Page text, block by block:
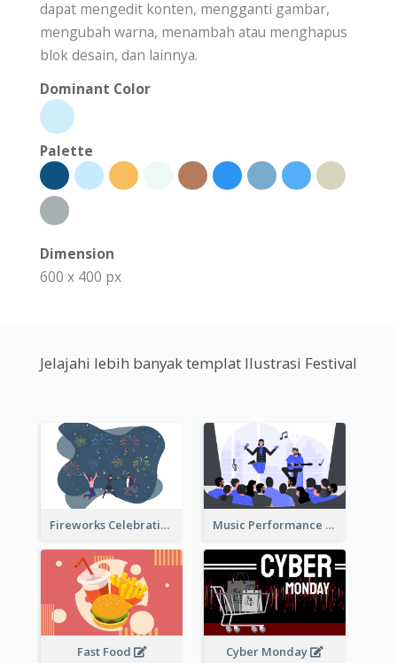
dapat mengedit konten, mengganti gambar,
mengubah warna, menambah atau menghapus
blok desain, dan lainnya.
Dominant Color
Palette
Dimension
600 x 400 px
Jelajahi lebih banyak templat Ilustrasi Festival
Fireworks Celebration Illustration Music Performance Illustration
Fast Food Cyber Monday